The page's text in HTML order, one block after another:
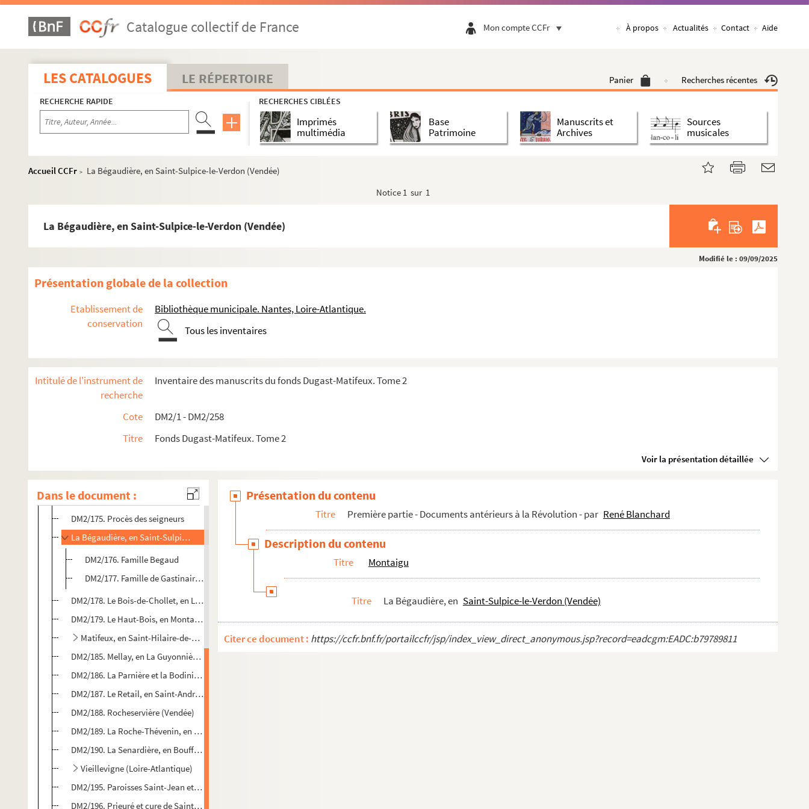
Catalogue collectif de France Mon compte CCFr À propos Actualités Contact Aide
LES CATALOGUES LE RÉPERTOIRE Panier Recherches récentes
RECHERCHE RAPIDE RECHERCHES CIBLÉES
Imprimés
multimédia
Base
Patrimoine
Manuscrits et
Archives
Sources
musicales
Accueil CCFr >
La Bégaudière, en Saint-Sulpice-le-Verdon (Vendée)
Notice 1 sur 1
La Bégaudière, en Saint-Sulpice-le-Verdon (Vendée)
Modifié le : 09/09/2025
Présentation globale de la collection
Etablissement de
conservation
Bibliothèque municipale. Nantes, Loire-Atlantique.
Tous les inventaires
Intitulé de l'instrument de
recherche
Inventaire des manuscrits du fonds Dugast-Matifeux. Tome 2
Cote
DM2/1 - DM2/258
Titre
Fonds Dugast-Matifeux. Tome 2
Voir la présentation détaillée
Dans le document :
Première partie - Documents antérieurs à la Révolution - par René Blanchard
Chartriers vendéens
Chartriers divers
DM2/158. Abbayes, prieurés, commanderies
Montaigu
DM2/168. Titres féodaux
DM2/171. Juridiction
DM2/173. Titres de propriété des seigneurs
DM2/174. Titres de famille des seigneurs
DM2/175. Procès des seigneurs
La Bégaudière, en Saint-Sulpice-le-Verdon (Vendée)
DM2/176. Famille Begaud
DM2/177. Famille de Gastinaire et Paris
DM2/178. Le Bois-de-Chollet, en L'Herbergement (Vendée)
DM2/179. Le Haut-Bois, en Montaigu (Vendée)
Matifeux, en Saint-Hilaire-de-Loulay (Vendée)
DM2/185. Mellay, en La Guyonnière (Vendée)
DM2/186. La Parnière et la Bodinière, en Les Brouzils (Vendée)
DM2/187. Le Retail, en Saint-André-Treize-Voies (Vendée)
DM2/188. Rocheservière (Vendée)
DM2/189. La Roche-Thévenin, en La Guyonnière (Vendée)
DM2/190. La Senardière, en Boufféré (Vendée)
Vieillevigne (Loire-Atlantique)
DM2/195. Paroisses Saint-Jean et Saint-Nicolas
DM2/196. Prieuré et cure de Saint-Jacques
Présentation du contenu
Titre Première partie - Documents antérieurs à la Révolution - par René Blanchard
Description du contenu
Titre Montaigu
Titre La Bégaudière, en Saint-Sulpice-le-Verdon (Vendée)
Citer ce document : https://ccfr.bnf.fr/portailccfr/jsp/index_view_direct_anonymous.jsp?record=eadcgm:EADC:b79789811